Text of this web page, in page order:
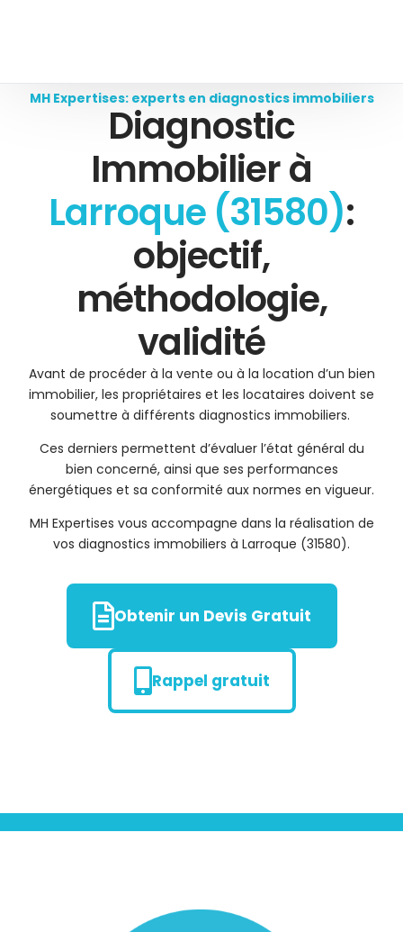
MH Expertises: experts en diagnostics immobiliers
Diagnostic
Immobilier à
Larroque (31580):
objectif,
méthodologie,
validité
Avant de procéder à la vente ou à la location d’un bien
immobilier, les propriétaires et les locataires doivent se
soumettre à différents diagnostics immobiliers.
Ces derniers permettent d’évaluer l’état général du
bien concerné, ainsi que ses performances
énergétiques et sa conformité aux normes en vigueur.
MH Expertises vous accompagne dans la réalisation de
vos diagnostics immobiliers à Larroque (31580).
Obtenir un Devis Gratuit
Rappel gratuit